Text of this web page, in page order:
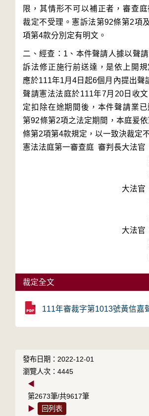
限，其情形不可以補正者，審查
裁定不受理。憲訴法第92條第2項
二、經查：1、本件聲請人據以聲
訴法修正施行前送達，是依上開規
應於111年1月4日起6個月內提出聲
聲請憲法法庭於111年7月20日收
定扣除在途期間後，本件聲請業
第92條第2項之法定期間，本庭爰
條第2項第4款規定，以一致決裁定
憲法法庭第一審查庭 審判長大法官
大法官
大法官
裁定全文
111年審裁字第1013號黃信嘉
發布日期：2022-12-01
瀏覽人次：4445
◀
第2673筆/共9617筆
▶
回列表